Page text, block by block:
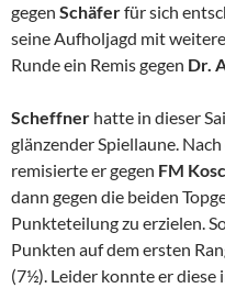
gegen Schäferfür sich
seine Aufholjagd mit
Runde ein Remis gegen Dr.
Scheffner hatte in dieser
glänzender Spiellaune.
remisierte er gegen FM
dann gegen die beiden
Punkteteilung zu erzielen.
Punkten auf dem ersten
(7½). Leider konnte er